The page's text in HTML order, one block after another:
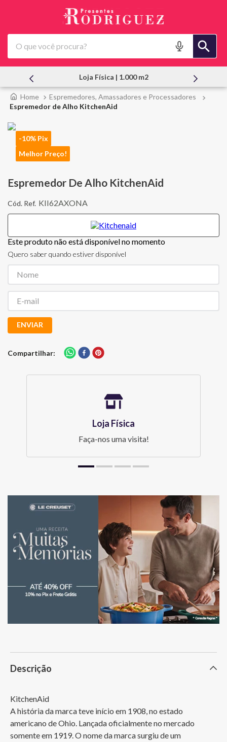
O que você procura?
Loja Física | 1.000 m2
Espremedores, Amassadores e Processadores
Espremedor de Alho KitchenAid
-10% Pix
Melhor Preço!
Espremedor De Alho KitchenAid
KII62AXONA
Este produto não está disponível no momento
Quero saber quando estiver disponível
ENVIAR
Compartilhar
Loja Física
Faça-nos uma visita!
Descrição
KitchenAid
A história da marca teve início em 1908, no estado
americano de Ohio. Lançada oficialmente no mercado
somente em 1919. O nome da marca surgiu de um